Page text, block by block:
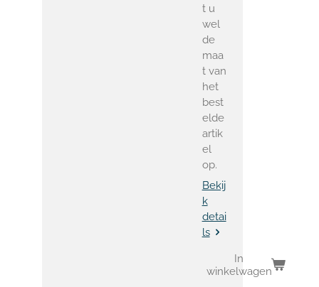
t u
wel
de
maa
t van
het
best
elde
artik
el
op.
Bekij
k
detai
ls
In
winkelwagen